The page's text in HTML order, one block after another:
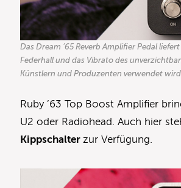
Das Dream ’65 Reverb Amplifier Pedal
Federhall und das Vibrato des
Künstlern und Produzenten verwendet
Ruby ’63 Top Boost Amplifier
U2 oder Radiohead. Auch hier
Kippschalterzur Verfügung.